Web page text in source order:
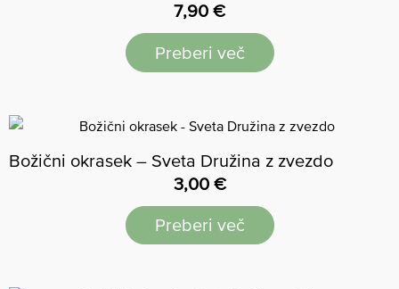
7,90 €
Preberi več
Božični okrasek – Sveta Družina z zvezdo
3,00 €
Preberi več